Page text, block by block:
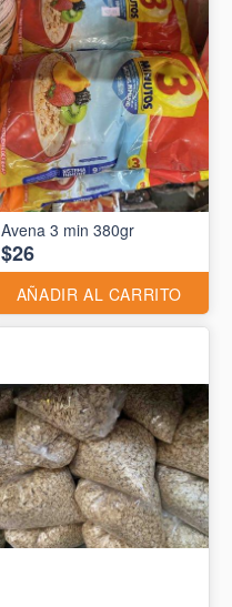
Avena 3 min 380gr
$26
AÑADIR AL CARRITO